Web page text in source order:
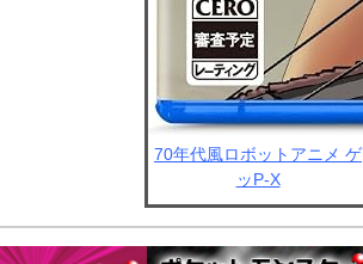
70年代風ロボットアニメ ゲ
ッP-X